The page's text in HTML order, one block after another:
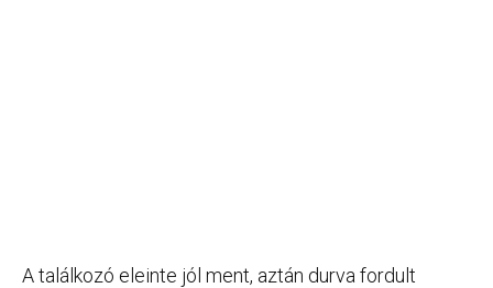
A találkozó eleinte jól ment, aztán durva fordult